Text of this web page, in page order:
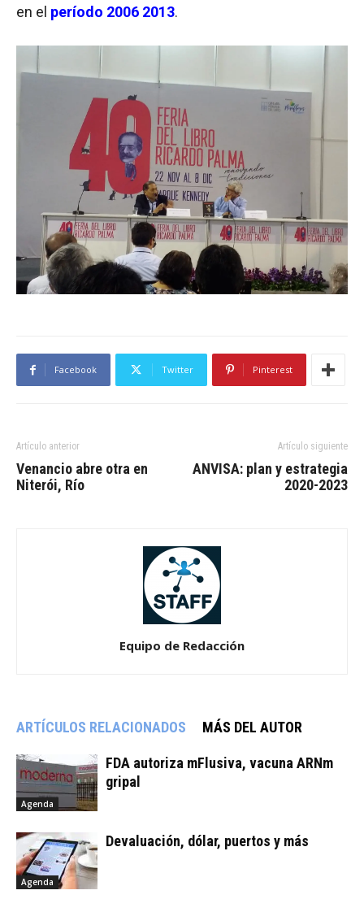
en el período 2006 2013.
Facebook Twitter Pinterest
Artículo anterior
Venancio abre otra en
Niterói, Río
Artículo siguiente
ANVISA: plan y estrategia
2020-2023
Equipo de Redacción
ARTÍCULOS RELACIONADOS MÁS DEL AUTOR
Agenda
FDA autoriza mFlusiva, vacuna ARNm
gripal
Agenda
Devaluación, dólar, puertos y más